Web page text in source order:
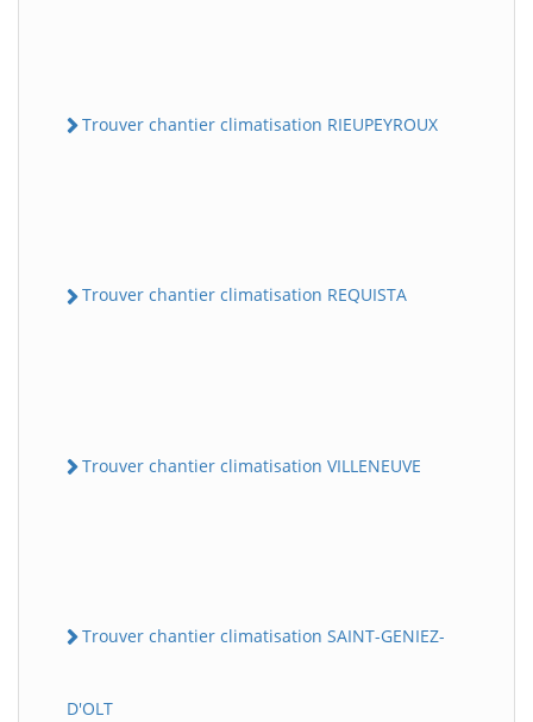
Trouver chantier climatisation RIEUPEYROUX
Trouver chantier climatisation REQUISTA
Trouver chantier climatisation VILLENEUVE
Trouver chantier climatisation SAINT-GENIEZ-
D'OLT